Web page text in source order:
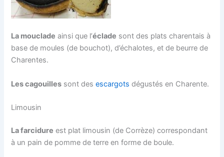
La mouclade ainsi que l’éclade sont des plats charentais à
base de moules (de bouchot), d’échalotes, et de beurre de
Charentes.
Les cagouilles sont desescargots dégustés en Charente.
Limousin
La farcidure est plat limousin (de Corrèze) correspondant
à un pain de pomme de terre en forme de boule.